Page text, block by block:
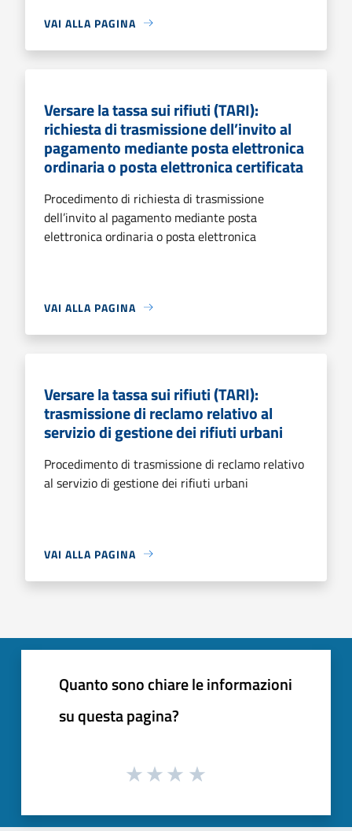
VAI ALLA PAGINA
Versare la tassa sui rifiuti (TARI):
richiesta di trasmissione dell’invito al
pagamento mediante posta elettronica
ordinaria o posta elettronica certificata
Procedimento di richiesta di trasmissione
dell’invito al pagamento mediante posta
elettronica ordinaria o posta elettronica
VAI ALLA PAGINA
Versare la tassa sui rifiuti (TARI):
trasmissione di reclamo relativo al
servizio di gestione dei rifiuti urbani
Procedimento di trasmissione di reclamo relativo
al servizio di gestione dei rifiuti urbani
VAI ALLA PAGINA
Quanto sono chiare le informazioni
su questa pagina?